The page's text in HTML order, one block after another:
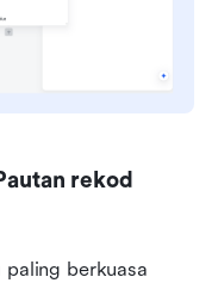
rekod
paling berkuasa